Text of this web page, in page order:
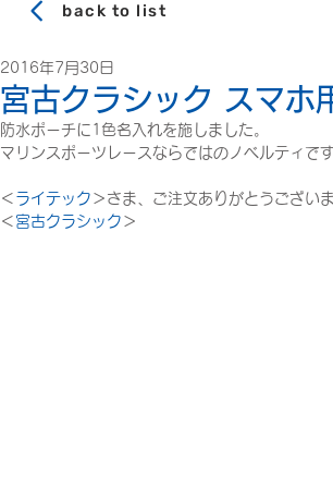
back to list
宮古クラシック スマホ
2016年7月30日
防水ポーチに1色名入れを施しました。
マリンスポーツレースならではのノベルティです
＜ ライテック ＞さま、ご注文ありがとうございま
＜ 宮古クラシック ＞